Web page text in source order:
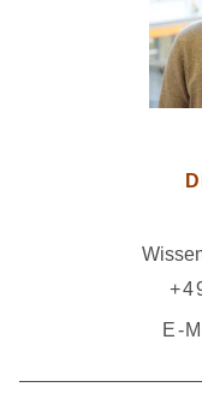
E-